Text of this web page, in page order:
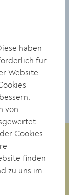
haben
für
Website.
von
Cookies
finden
zu uns im